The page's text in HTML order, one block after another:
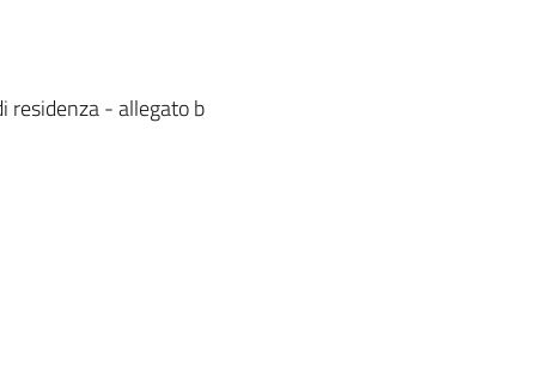
residenza - allegato b